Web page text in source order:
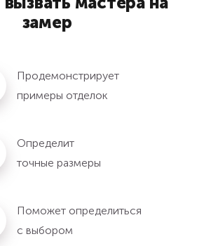
замер
Продемонстрирует
примеры отделок
Определит
точные размеры
Поможет определиться
с выбором